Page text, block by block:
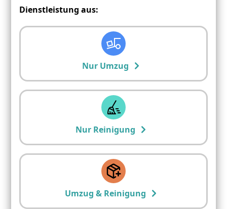
Dienstleistung aus:
Nur Umzug
Nur Reinigung
Umzug & Reinigung